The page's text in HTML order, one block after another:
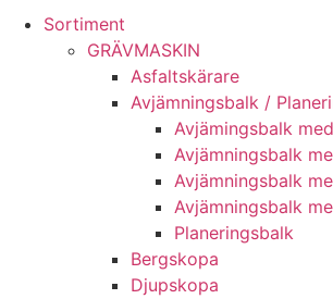
Sortiment
GRÄV­MASKIN
Asfalt­skärare
Avjämnings­balk /
Avjämingsbalk
Avjämningsbalk
Avjämningsbalk
Avjämningsbalk
Planerings­balk
Berg­skopa
Djup­skopa